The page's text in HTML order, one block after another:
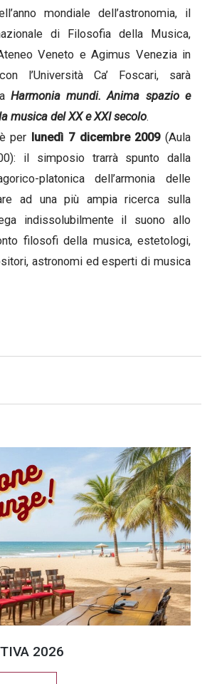
mondiale dell’astronomia, il
di Filosofia della Musica,
Veneto e Agimus Venezia in
l’Università Ca’ Foscari, sarà
Harmonia mundi. Anima spazio e
musica del XX e XXI secolo.
per lunedì 7 dicembre 2009(Aula
il simposio trarrà spunto dalla
platonica dell’armonia delle
ad una più ampia ricerca sulla
indissolubilmente il suono allo
filosofi della musica, estetologi,
astronomi ed esperti di musica
2026